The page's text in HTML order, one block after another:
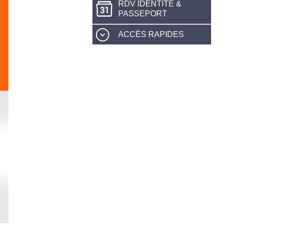
RDV IDENTITÉ &
PASSEPORT
ACCÈS RAPIDES